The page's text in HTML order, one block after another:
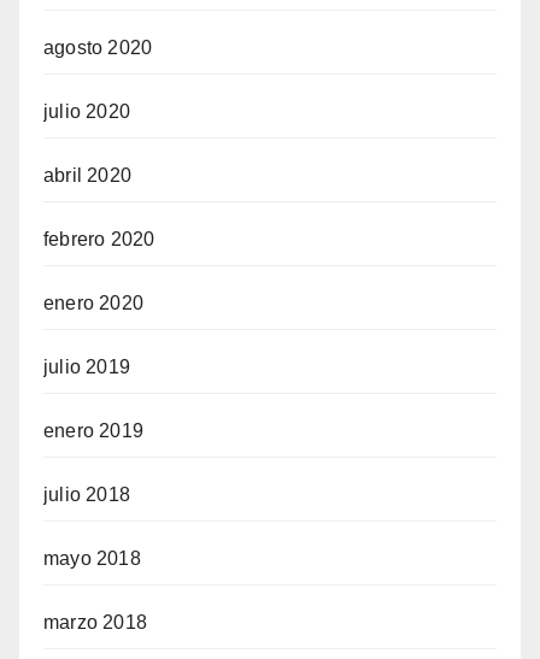
agosto 2020
julio 2020
abril 2020
febrero 2020
enero 2020
julio 2019
enero 2019
julio 2018
mayo 2018
marzo 2018